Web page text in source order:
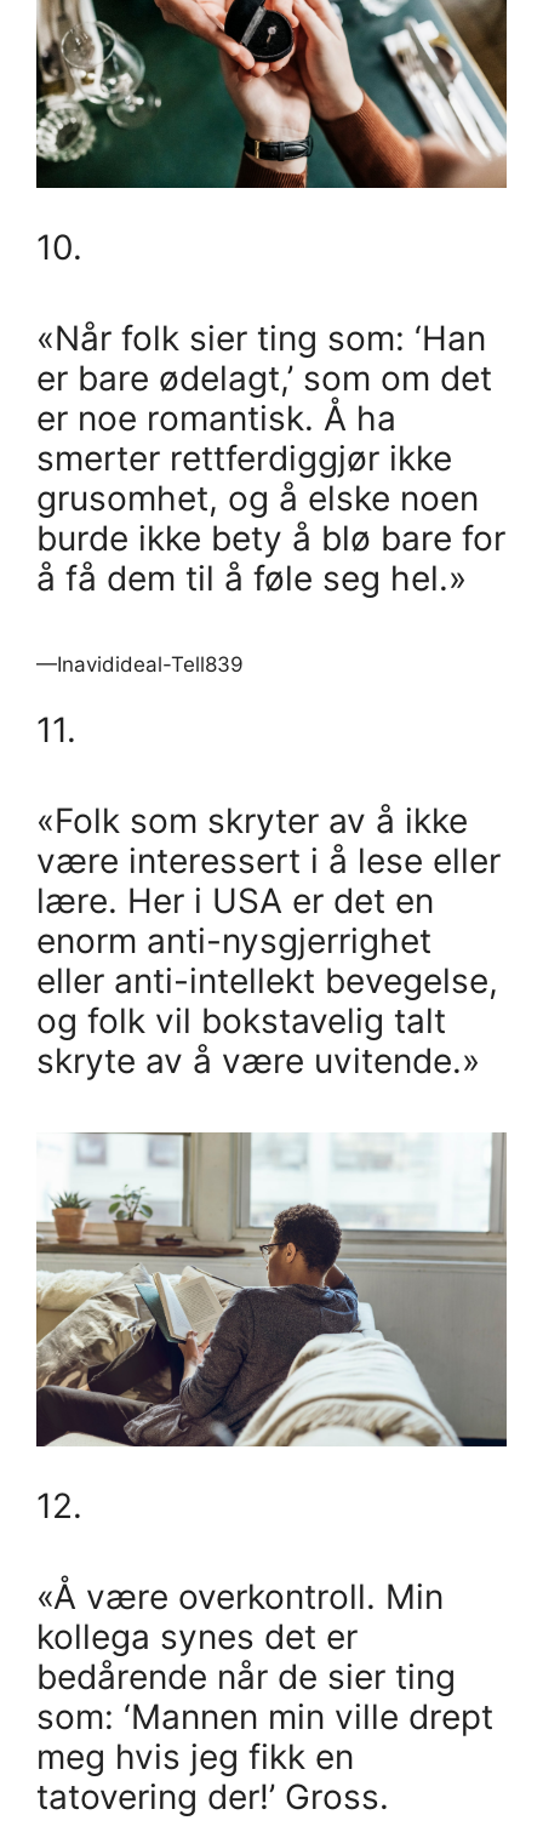
10.
«Når folk sier ting som: ‘Han
er bare ødelagt,’ som om det
er noe romantisk. Å ha
smerter rettferdiggjør ikke
grusomhet, og å elske noen
burde ikke bety å blø bare for
å få dem til å føle seg hel.»
—Inavidideal-Tell839
11.
«Folk som skryter av å ikke
være interessert i å lese eller
lære. Her i USA er det en
enorm anti-nysgjerrighet
eller anti-intellekt bevegelse,
og folk vil bokstavelig talt
skryte av å være uvitende.»
12.
«Å være overkontroll. Min
kollega synes det er
bedårende når de sier ting
som: ‘Mannen min ville drept
meg hvis jeg fikk en
tatovering der!’ Gross.